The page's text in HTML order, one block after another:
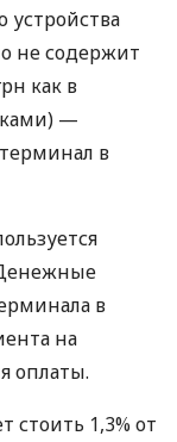
устройства
не содержит
как в
—
в
в
на
оплаты.
стоить 1,3% от